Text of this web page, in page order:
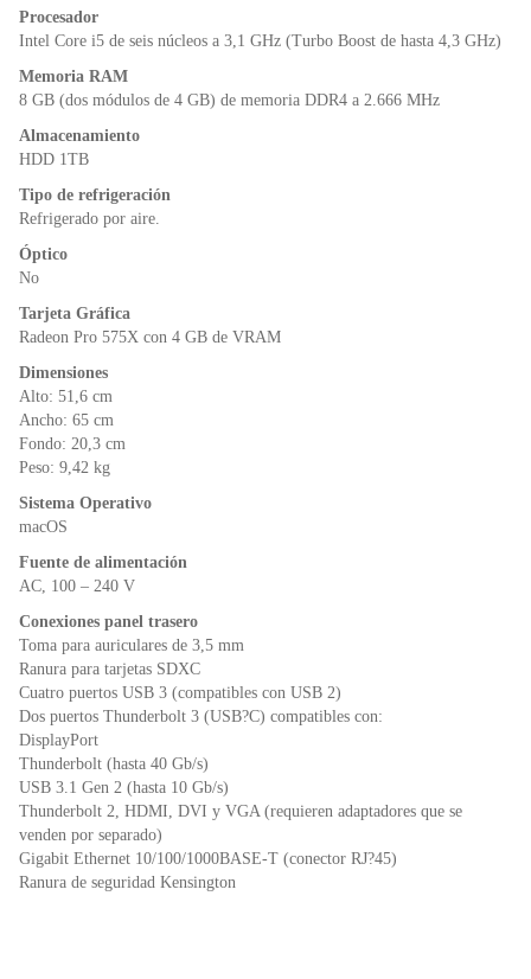
o
k
p dl
Procesador
Intel Core i5 de seis núcleos a 3,1 GHz (Turbo Boost de hasta 4,3 GHz)
Memoria RAM
8 GB (dos módulos de 4 GB) de memoria DDR4 a 2.666 MHz
Almacenamiento
HDD 1TB
Tipo de refrigeración
Refrigerado por aire.
Óptico
No
Tarjeta Gráfica
Radeon Pro 575X con 4 GB de VRAM
Dimensiones
Alto: 51,6 cm
Ancho: 65 cm
Fondo: 20,3 cm
Peso: 9,42 kg
Sistema Operativo
macOS
Fuente de alimentación
AC, 100 – 240 V
Conexiones panel trasero
Toma para auriculares de 3,5 mm
Ranura para tarjetas SDXC
Cuatro puertos USB 3 (compatibles con USB 2)
Dos puertos Thunderbolt 3 (USB?C) compatibles con:
DisplayPort
Thunderbolt (hasta 40 Gb/s)
USB 3.1 Gen 2 (hasta 10 Gb/s)
Thunderbolt 2, HDMI, DVI y VGA (requieren adaptadores que se
venden por separado)
Gigabit Ethernet 10/100/1000BASE-T (conector RJ?45)
Ranura de seguridad Kensington